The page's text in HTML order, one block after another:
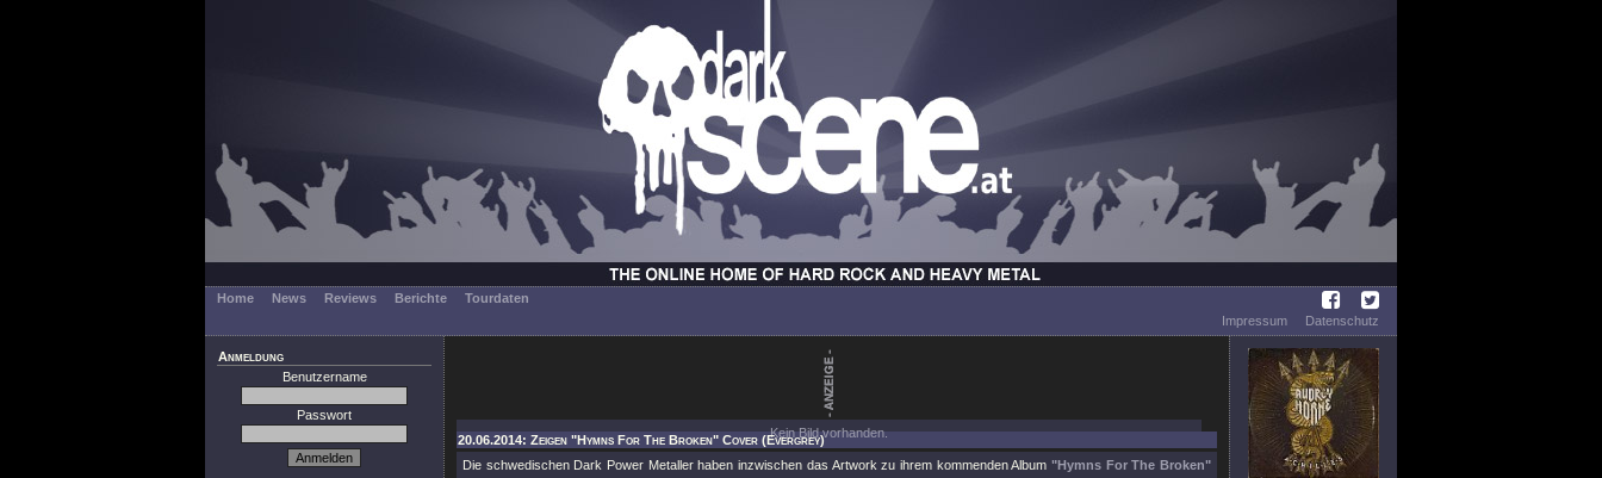
Home News Reviews Berichte
Tourdaten
Impressum
Datenschutz
Anmeldung
Benutzername
Passwort
Kein Bild vorhanden.
20.06.2014: Zeigen "Hymns For The Broken" Cover (Evergrey)
Die schwedischen Dark Power Metaller haben inzwischen das Artwork zu ihrem kommenden Album "Hymns For The Broken"